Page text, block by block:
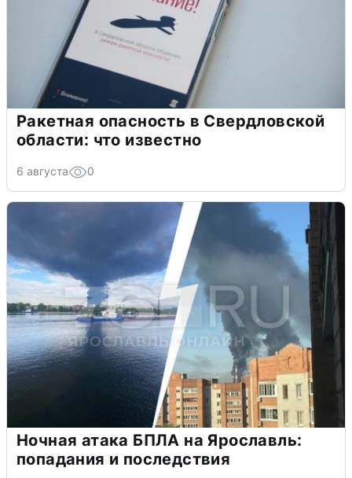
Ракетная опасность в Свердловской
области: что известно
6 августа 0
Ночная атака БПЛА на Ярославль:
попадания и последствия